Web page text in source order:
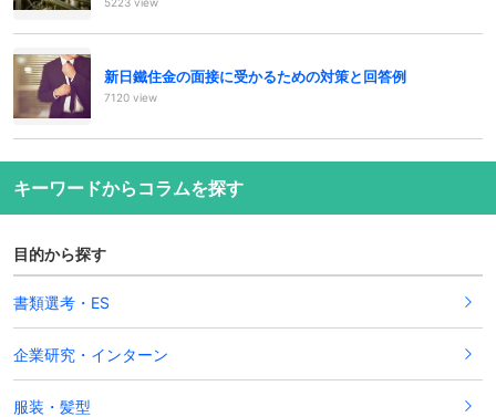
新日鐵住金の面接に受かるための対策と回答例
7120 view
キーワードからコラムを探す
目的から探す
書類選考・ES
企業研究・インターン
服装・髪型